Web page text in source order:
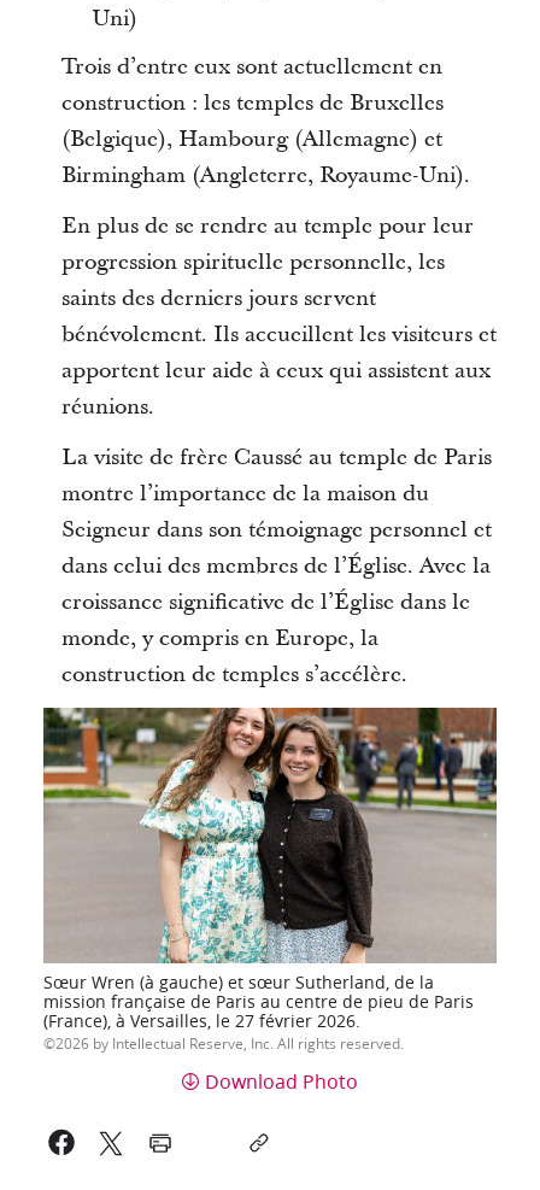
Uni)
Trois d’entre eux sont actuellement en
construction : les temples de Bruxelles
(Belgique), Hambourg (Allemagne) et
Birmingham (Angleterre, Royaume-Uni).
En plus de se rendre au temple pour leur
progression spirituelle personnelle, les
saints des derniers jours servent
bénévolement. Ils accueillent les visiteurs et
apportent leur aide à ceux qui assistent aux
réunions.
La visite de frère Caussé au temple de Paris
montre l’importance de la maison du
Seigneur dans son témoignage personnel et
dans celui des membres de l’Église. Avec la
croissance significative de l’Église dans le
monde, y compris en Europe, la
construction de temples s’accélère.
Sœur Wren (à gauche) et sœur Sutherland, de la
mission française de Paris au centre de pieu de Paris
(France), à Versailles, le 27 février 2026.
2026 by Intellectual Reserve, Inc. All rights reserved.
Download Photo